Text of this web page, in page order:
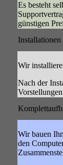
Es besteht
günstigen
Wir
Nach der
Wir bauen
den